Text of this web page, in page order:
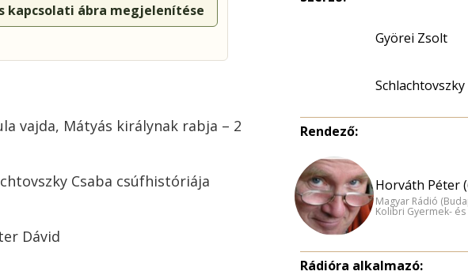
kapcsolati ábra megjelenítése
vajda, Mátyás királynak rabja – 2
Csaba csúfhistóriája
Dávid
Györei Zsolt
Schlachtovszky
Rendező:
Horváth Péter
Magyar Rádió
Kolibri Gyermek- és
Rádióra alkalmazó: